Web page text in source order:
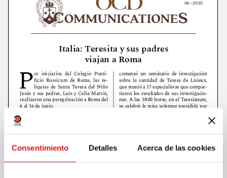
Consentimiento Detalles Acerca de las cookies